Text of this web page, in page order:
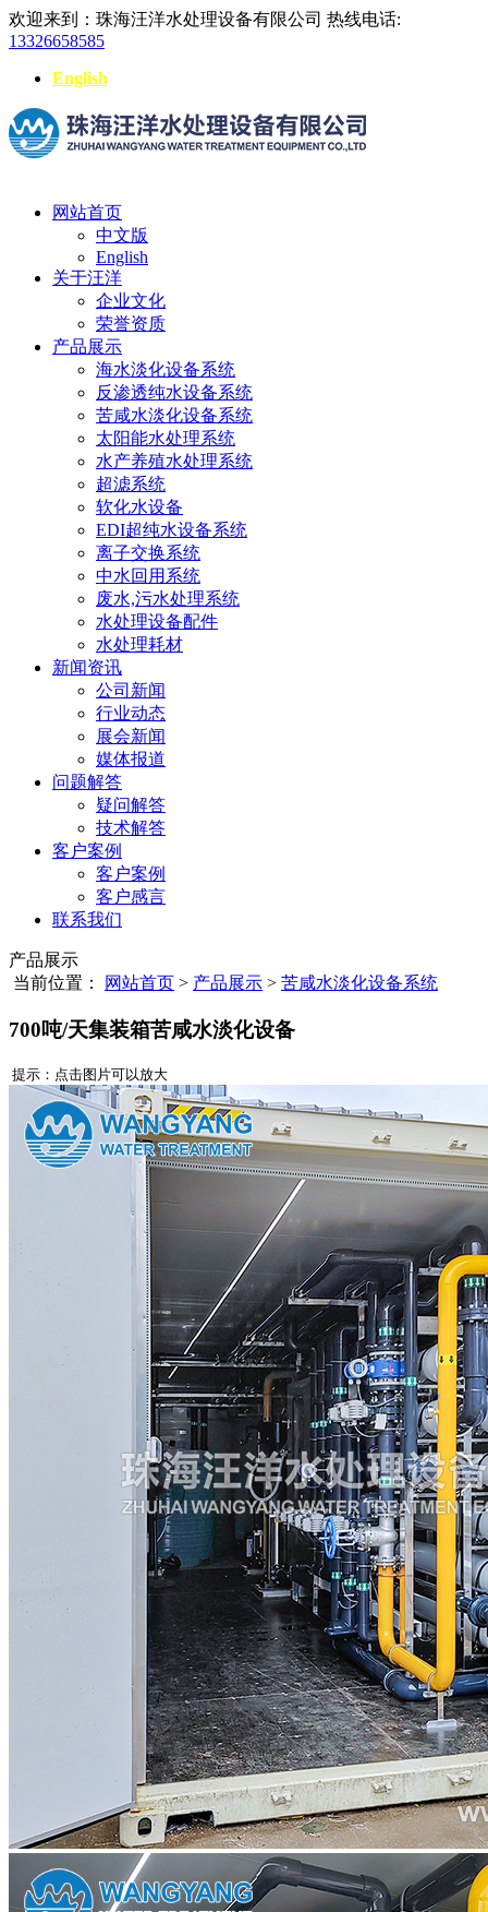
欢迎来到：珠海汪洋水处理设备有限公司 热线电话:
13326658585
English
网站首页
中文版
English
关于汪洋
企业文化
荣誉资质
产品展示
海水淡化设备系统
反渗透纯水设备系统
苦咸水淡化设备系统
太阳能水处理系统
水产养殖水处理系统
超滤系统
软化水设备
EDI超纯水设备系统
离子交换系统
中水回用系统
废水,污水处理系统
水处理设备配件
水处理耗材
新闻资讯
公司新闻
行业动态
展会新闻
媒体报道
问题解答
疑问解答
技术解答
客户案例
客户案例
客户感言
联系我们
产品展示
当前位置：
网站首页 > 产品展示 > 苦咸水淡化设备系统
700吨/天集装箱苦咸水淡化设备
提示：点击图片可以放大